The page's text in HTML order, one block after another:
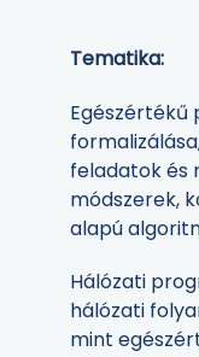
Tematika:
Egészértékű
feladatok és
módszerek,
alapú
Hálózati
hálózati
mint